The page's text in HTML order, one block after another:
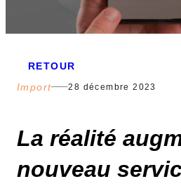
NOUS CONTACTER
RETOUR
Import
28 décembre 2023
La réalité
nouveau